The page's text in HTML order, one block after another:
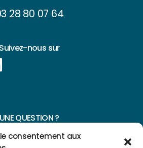
consentement aux
28 80 07 64
Suivez-nous sur
UNE QUESTION ?
NOUS